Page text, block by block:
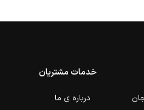
خدمات مشتریان
درباره ی ما